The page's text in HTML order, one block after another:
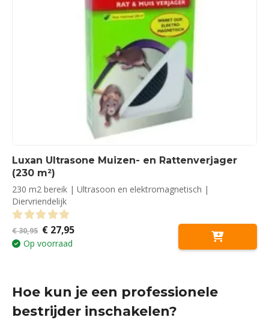
Luxan Ultrasone Muizen- en Rattenverjager
(230 m²)
230 m2 bereik | Ultrasoon en elektromagnetisch |
Diervriendelijk
0out of 5
€30,95 Oorspronkelijke
prijs
was:
€27,95Huidige
Op voorraad
Hoe kun je een professionele
bestrijder inschakelen?